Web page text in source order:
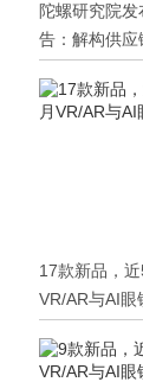
陀螺研究院
告：解构供应
17款新品，
VR/AR与AI眼